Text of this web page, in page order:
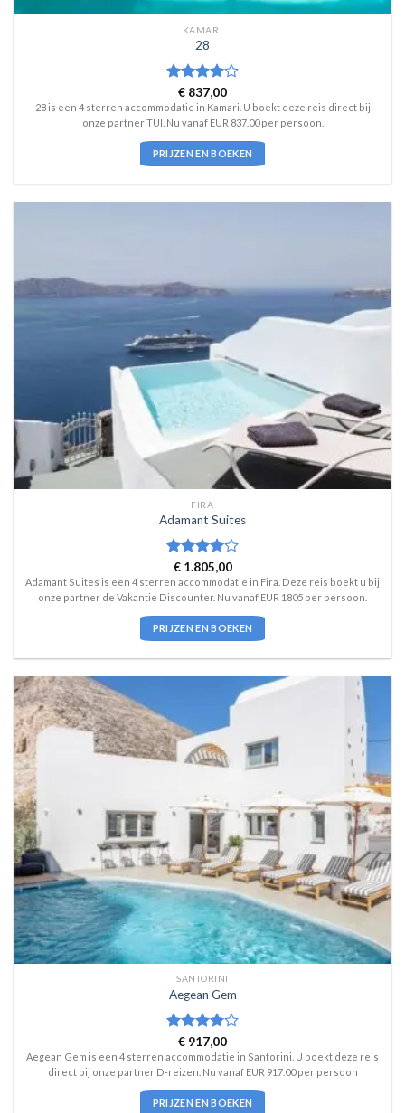
KAMARI
28
Waardering
4uit 5
€ 837,00
28 is een 4 sterren accommodatie in Kamari. U boekt deze reis direct bij
onze partner TUI. Nu vanaf EUR 837.00 per persoon.
PRIJZEN EN BOEKEN
FIRA
Adamant Suites
Waardering
4uit 5
€1.805,00
Adamant Suites is een 4 sterren accommodatie in Fira. Deze reis boekt u bij
onze partner de Vakantie Discounter. Nu vanaf EUR 1805 per persoon.
PRIJZEN EN BOEKEN
SANTORINI
Aegean Gem
Waardering
4uit 5
€ 917,00
Aegean Gem is een 4 sterren accommodatie in Santorini. U boekt deze reis
direct bij onze partner D-reizen. Nu vanaf EUR 917.00 per persoon
PRIJZEN EN BOEKEN